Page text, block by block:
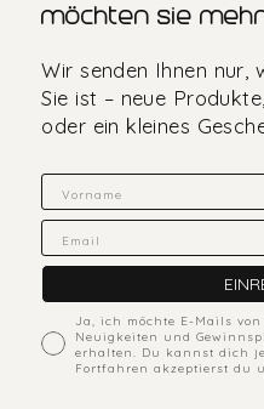
möchten sie
Wir senden Ihnen nur,
Sie ist – neue
oder ein kleines
Fornavn
Email
ACcepts marketing
Ja, ich möchte E-Mails
Neuigkeiten und
erhalten. Du kannst dich
Fortfahren akzeptierst du